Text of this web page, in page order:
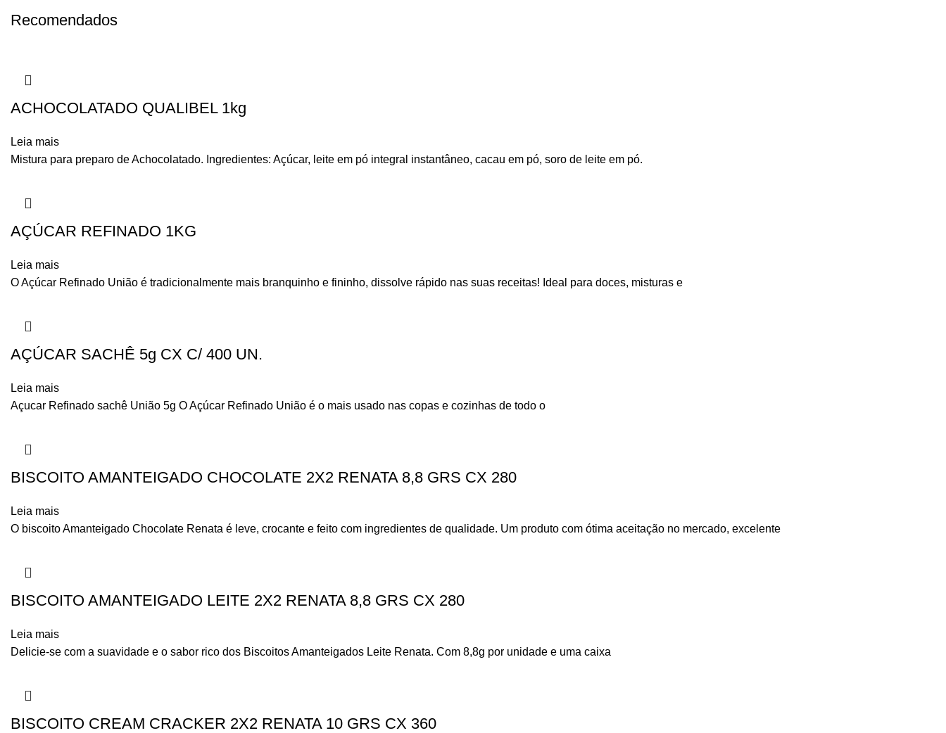
Recomendados
ACHOCOLATADO QUALIBEL 1kg
Leia mais
Mistura para preparo de Achocolatado. Ingredientes: Açúcar, leite em pó integral instantâneo, cacau em pó, soro de leite em pó.
AÇÚCAR REFINADO 1KG
Leia mais
O Açúcar Refinado União é tradicionalmente mais branquinho e fininho, dissolve rápido nas suas receitas! Ideal para doces, misturas e
AÇÚCAR SACHÊ 5g CX C/ 400 UN.
Leia mais
Açucar Refinado sachê União 5g O Açúcar Refinado União é o mais usado nas copas e cozinhas de todo o
BISCOITO AMANTEIGADO CHOCOLATE 2X2 RENATA 8,8 GRS CX 280
Leia mais
O biscoito Amanteigado Chocolate Renata é leve, crocante e feito com ingredientes de qualidade. Um produto com ótima aceitação no mercado, excelente
BISCOITO AMANTEIGADO LEITE 2X2 RENATA 8,8 GRS CX 280
Leia mais
Delicie-se com a suavidade e o sabor rico dos Biscoitos Amanteigados Leite Renata. Com 8,8g por unidade e uma caixa
BISCOITO CREAM CRACKER 2X2 RENATA 10 GRS CX 360